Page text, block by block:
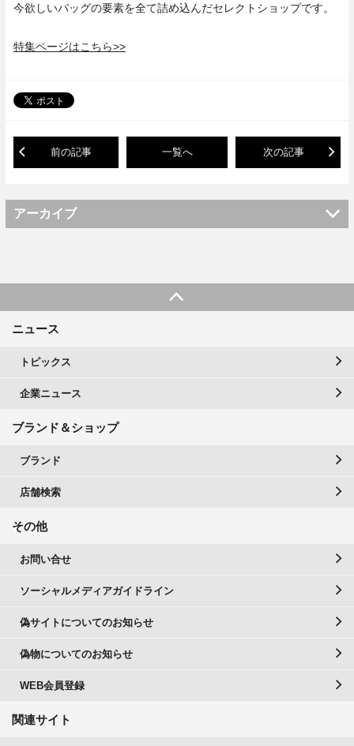
今欲しいバッグの要素を全て詰め込んだセレクトショップです。
特集ページはこちら>>
前の記事 一覧へ 次の記事
アーカイブ
ニュース
トピックス
企業ニュース
ブランド＆ショップ
ブランド
店舗検索
その他
お問い合せ
ソーシャルメディアガイドライン
偽サイトについてのお知らせ
偽物についてのお知らせ
WEB会員登録
関連サイト